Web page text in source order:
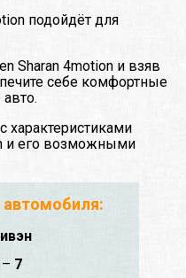
подойдёт для
Sharan 4motion и взяв
себе комфортные
характеристиками
и его возможными
автомобиля:
7